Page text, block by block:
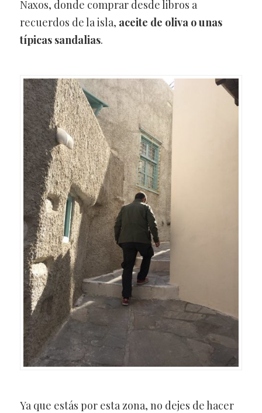
Naxos, donde comprar desde libros a
recuerdos de la isla, aceite de oliva o unas
típicas sandalias.
Ya que estás por esta zona, no dejes de hacer